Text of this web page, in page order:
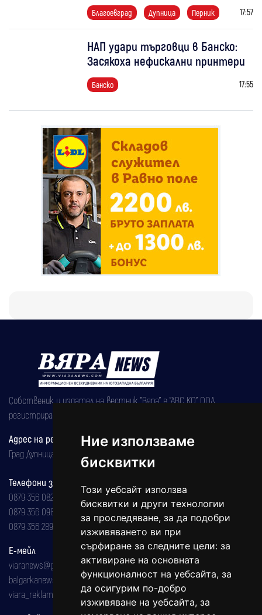
Ние използваме
бисквитки
Този уебсайт използва
бисквитки и други технологии
за проследяване, за да подобри
изживяването ви при
сърфиране за следните цели: за
активиране на основната
функционалност на уебсайта, за
да осигурим по-добро
изживяване на уебсайта, за
Благоевград Дупница Перник 17:57
НАП удари търговци в Банско:
Засякоха нефискални принтери
Банско 17:55
Собственик и издател на вестник "Вяра" е "АВС КО" ООД,
регистрирана на 08.05.2002 година.
Адрес на редакцията
Град Дупница, ул.''Христо Ботев" 43
Телефони за реклама и абонаменти
0879 356 082
0879 356 098
0879 356 289
Е-мейл
viaranews@gmail.com
balgarkanews@gmail.com
viara_reklama@mail.bg